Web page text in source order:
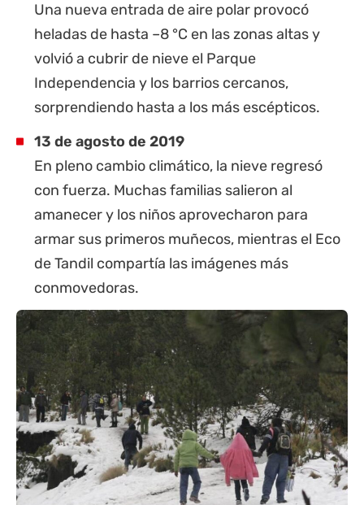
Una nueva entrada de aire polar provocó
heladas de hasta –8 °C en las zonas altas y
volvió a cubrir de nieve el Parque
Independencia y los barrios cercanos,
sorprendiendo hasta a los más escépticos.
13 de agosto de 2019
En pleno cambio climático, la nieve regresó
con fuerza. Muchas familias salieron al
amanecer y los niños aprovecharon para
armar sus primeros muñecos, mientras el Eco
de Tandil compartía las imágenes más
conmovedoras.